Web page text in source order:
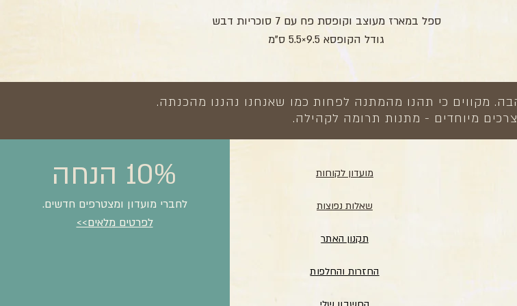
ספל במארז מעוצב וקופסת פח עם 7 סוכריות דבש
גודל הקופסא 9.5×5.5 ס”מ
מקווים כי תהנו מהמתנה לפחות כמו שאנחנו נהננו מהכנתה.
מיוחדים - מתנות תרומה לקהילה.
10% הנחה
לחברי מועדון ומצטרפים חדשים.
לפרטים מלאים>>
מועדון לקוחות
שאלות נפוצות
תקנון האתר
החזרות והחלפות